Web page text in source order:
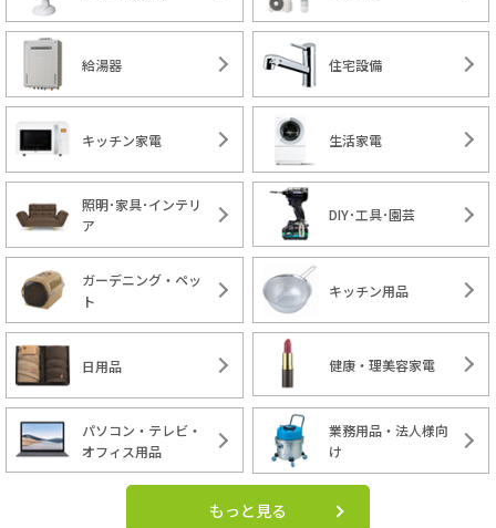
給湯器 住宅設備
キッチン家電 生活家電
照明･家具･インテリ
ア
DIY･工具･園芸
ガーデニング・ペッ
ト
キッチン用品
日用品 健康・理美容家電
パソコン・テレビ・
オフィス用品
業務用品・法人様向
け
もっと見る